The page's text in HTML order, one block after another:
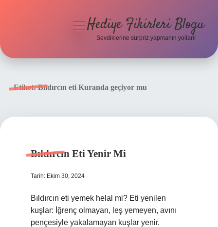
menüyüHediye Fikirleri Blogu
Sevdiklerine sürpriz yapmanın yolları!
Etiket:Bıldırcın eti Kuranda geçiyor mu
Bıldırcın Eti Yenir Mi
Tarih: Ekim 30, 2024
Bıldırcın eti yemek helal mi? Eti yenilen
kuşlar: İğrenç olmayan, leş yemeyen, avını
pençesiyle yakalamayan kuşlar yenir.